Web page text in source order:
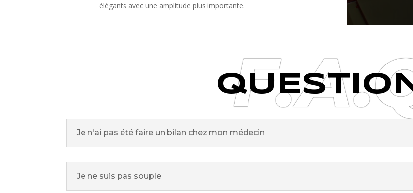
élégants avec une amplitude plus importante.
Je n'ai pas été faire un bilan chez mon médecin
Je ne suis pas souple